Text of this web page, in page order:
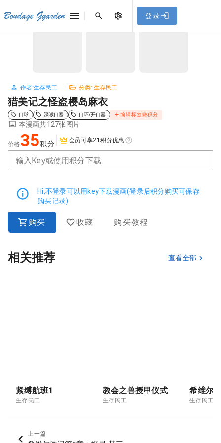
，使用遇到
问题请联系客服。
Bondage Ggarden 登录
首页 / 生存民工 / 猎美记之怪盗樱岛麻衣
作者:生存民工 分类: 生存民工
猎美记之怪盗樱岛麻衣
口球 深喉口塞 口环/开口器 编辑标签赚积分
本漫画共127张图片
价格 35积分 会员可享21积分优惠
输入Key或使用积分下载
Hi,不登录可以用key下载漫画(登录后积分购买可保存
购买记录)
购买 收藏 购买教程
相关推荐 查看全部
紧缚航班1
生存民工
教会之兽授甲仪式
生存民工 生存民工
上一篇